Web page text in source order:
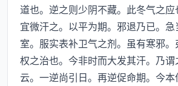
道也。逆之则少阴不藏。此冬气之应
宜微汗之。以平为期。邪退乃已。
室。服实表补卫气之剂。虽有寒邪
权之治也。今非时而大发其汗。乃
云。一逆尚引日。再逆促命期。今